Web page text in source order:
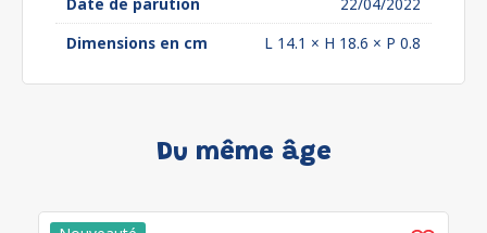
Dimensions en cm
L 14.1 × H 18.6 × P 0.8
Du même âge